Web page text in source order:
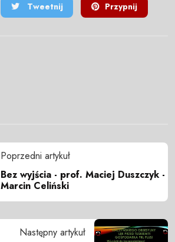
Tweetnij Przypnij
Poprzedni artykuł
Bez wyjścia - prof. Maciej Duszczyk -
Marcin Celiński
Następny artykuł